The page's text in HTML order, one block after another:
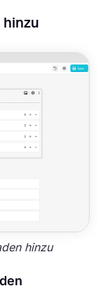
hinzu
hinzu